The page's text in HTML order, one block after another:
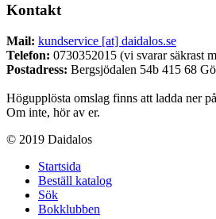
Kontakt
Mail: kundservice [at] daidalos.se
Telefon: 0730352015 (vi svarar säkrast
Postadress: Bergsjödalen 54b 415 68
Högupplösta omslag finns att ladda ner
Om inte, hör av er.
© 2019 Daidalos
Startsida
Beställ katalog
Sök
Bokklubben